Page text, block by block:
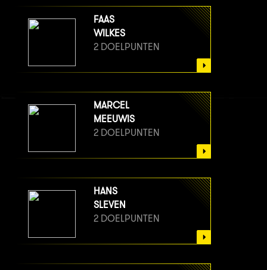
FAAS
WILKES
2 DOELPUNTEN
MARCEL
MEEUWIS
2 DOELPUNTEN
HANS
SLEVEN
2 DOELPUNTEN